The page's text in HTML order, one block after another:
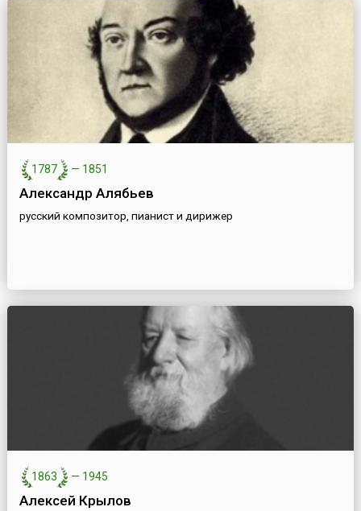
1787 — 1851
Александр Алябьев
русский композитор, пианист и дирижер
1863 — 1945
Алексей Крылов